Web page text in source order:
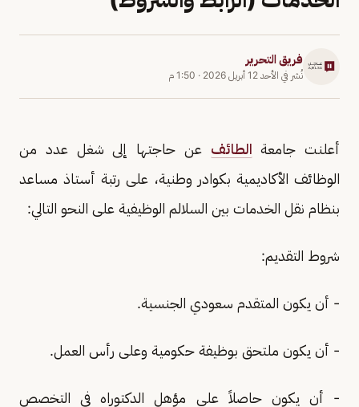
فريق التحرير
نُشر في الأحد 12 أبريل 2026 · 1:50 م
أعلنت جامعة الطائف عن حاجتها إلى شغل عدد من
الوظائف الأكاديمية بكوادر وطنية، على رتبة أستاذ مساعد
بنظام نقل الخدمات بين السلالم الوظيفية على النحو التالي:
شروط التقديم:
- أن يكون المتقدم سعودي الجنسية.
- أن يكون ملتحق بوظيفة حكومية وعلى رأس العمل.
- أن يكون حاصلاً على مؤهل الدكتوراه في التخصص